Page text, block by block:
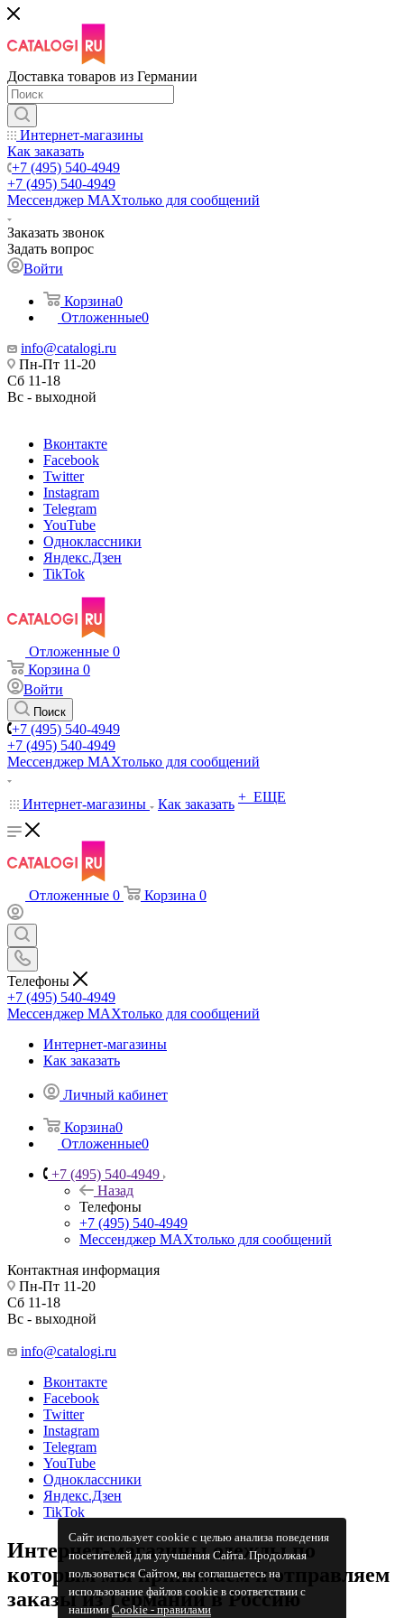
Сайт использует cookie с целью анализа поведения
посетителей для улучшения Сайта. Продолжая
пользоваться Сайтом, вы соглашаетесь на
использование файлов cookie в соответствии с
нашимиCookiе - правилами
Доставка товаров из Германии
Интернет-магазины
Как заказать
+7 (495) 540-4949
+7 (495) 540-4949
Мессенджер МАХтолько для сообщений
Заказать звонок
Задать вопрос
Войти
Корзина0
Отложенные0
info@catalogi.ru
Пн-Пт 11-20
Сб 11-18
Вс - выходной
Вконтакте
Facebook
Twitter
Instagram
Telegram
YouTube
Одноклассники
Яндекс.Дзен
TikTok
Отложенные 0
Корзина 0
Войти
Поиск
+7 (495) 540-4949
+7 (495) 540-4949
Мессенджер МАХтолько для сообщений
Интернет-магазины Как заказать + ЕЩЕ
Отложенные 0 Корзина 0
Телефоны
+7 (495) 540-4949
Мессенджер МАХтолько для сообщений
Интернет-магазины
Как заказать
Личный кабинет
Корзина0
Отложенные0
+7 (495) 540-4949
Назад
Телефоны
+7 (495) 540-4949
Мессенджер МАХтолько для сообщений
Контактная информация
Пн-Пт 11-20
Сб 11-18
Вс - выходной
info@catalogi.ru
Вконтакте
Facebook
Twitter
Instagram
Telegram
YouTube
Одноклассники
Яндекс.Дзен
TikTok
Интернет-магазины одежды по
которым мы принимаем и отправляем
заказы из Германии в Россию